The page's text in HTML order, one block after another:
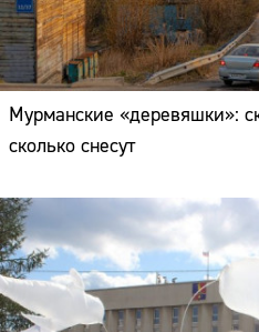
Мурманские «деревяшки»:
сколько снесут